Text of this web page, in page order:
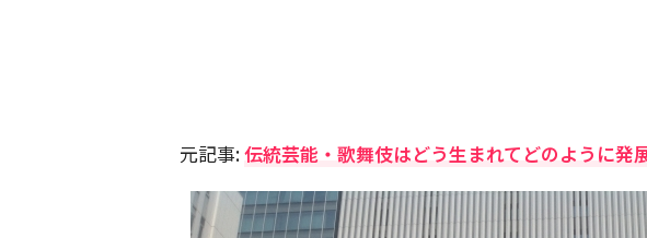
元記事:伝統芸能・歌舞伎はどう生まれてどのように発